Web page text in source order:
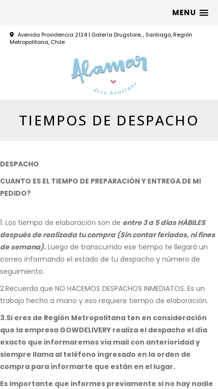
MENU
Avenida Providencia 2124 | Galería Drugstore, , Santiago, Región
Metropolitana, Chile
TIEMPOS DE DESPACHO
DESPACHO
CUANTO ES EL TIEMPO DE PREPARACIÓN Y ENTREGA DE MI
PEDIDO?
1. Los tiempo de elaboración son de entre 3 a 5 días HÁBILES
después de realizada tu compra (Sin contar feriados, ni fines
de semana). Luego de transcurrido ese tiempo te llegará un
correo informando el estado de tu despacho y número de
seguimiento.
2.Recuerda que NO HACEMOS DESPACHOS INMEDIATOS. Es un
trabajo hecho a mano y eso requiere tiempo de elaboración.
3.Si eres de Región Metropolitana ten en consideración
que la empresa GOWDELIVERY realiza el despacho el día
exacto que informaremos via mail con anterioridad y
siempre llama al teléfono ingresado en la orden de
compra para informarte que están en el lugar.
Es importante que informes previamente si no hay nadie